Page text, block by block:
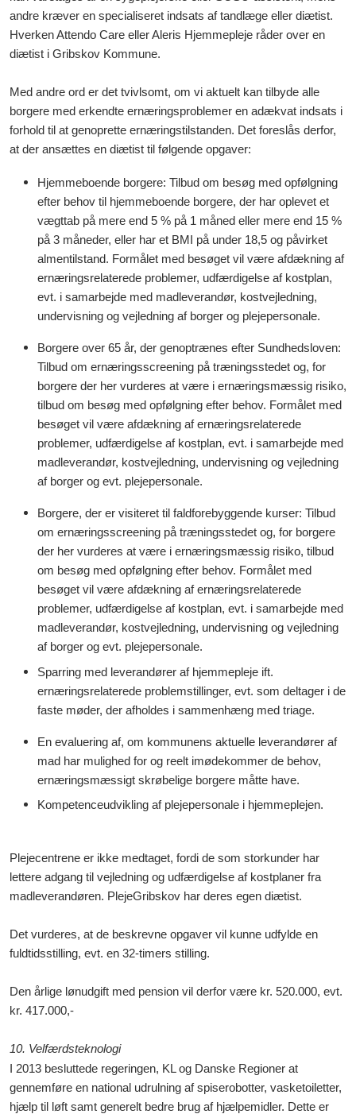
andre kræver en specialiseret indsats af tandlæge eller diætist.
Hverken Attendo Care eller Aleris Hjemmepleje råder over en
diætist i Gribskov Kommune.
Med andre ord er det tvivlsomt, om vi aktuelt kan tilbyde alle
borgere med erkendte ernæringsproblemer en adækvat indsats i
forhold til at genoprette ernæringstilstanden. Det foreslås derfor,
at der ansættes en diætist til følgende opgaver:
Hjemmeboende borgere: Tilbud om besøg med opfølgning
efter behov til hjemmeboende borgere, der har oplevet et
vægttab på mere end 5 % på 1 måned eller mere end 15 %
på 3 måneder, eller har et BMI på under 18,5 og påvirket
almentilstand. Formålet med besøget vil være afdækning af
ernæringsrelaterede problemer, udfærdigelse af kostplan,
evt. i samarbejde med madleverandør, kostvejledning,
undervisning og vejledning af borger og plejepersonale.
Borgere over 65 år, der genoptrænes efter Sundhedsloven:
Tilbud om ernæringsscreening på træningsstedet og, for
borgere der her vurderes at være i ernæringsmæssig risiko,
tilbud om besøg med opfølgning efter behov. Formålet med
besøget vil være afdækning af ernæringsrelaterede
problemer, udfærdigelse af kostplan, evt. i samarbejde med
madleverandør, kostvejledning, undervisning og vejledning
af borger og evt. plejepersonale.
Borgere, der er visiteret til faldforebyggende kurser: Tilbud
om ernæringsscreening på træningsstedet og, for borgere
der her vurderes at være i ernæringsmæssig risiko, tilbud
om besøg med opfølgning efter behov. Formålet med
besøget vil være afdækning af ernæringsrelaterede
problemer, udfærdigelse af kostplan, evt. i samarbejde med
madleverandør, kostvejledning, undervisning og vejledning
af borger og evt. plejepersonale.
Sparring med leverandører af hjemmepleje ift.
ernæringsrelaterede problemstillinger, evt. som deltager i de
faste møder, der afholdes i sammenhæng med triage.
En evaluering af, om kommunens aktuelle leverandører af
mad har mulighed for og reelt imødekommer de behov,
ernæringsmæssigt skrøbelige borgere måtte have.
Kompetenceudvikling af plejepersonale i hjemmeplejen.
Plejecentrene er ikke medtaget, fordi de som storkunder har
lettere adgang til vejledning og udfærdigelse af kostplaner fra
madleverandøren. PlejeGribskov har deres egen diætist.
Det vurderes, at de beskrevne opgaver vil kunne udfylde en
fuldtidsstilling, evt. en 32-timers stilling.
Den årlige lønudgift med pension vil derfor være kr. 520.000, evt.
kr. 417.000,-
10. Velfærdsteknologi
I 2013 besluttede regeringen, KL og Danske Regioner at
gennemføre en national udrulning af spiserobotter, vasketoiletter,
hjælp til løft samt generelt bedre brug af hjælpemidler. Dette er